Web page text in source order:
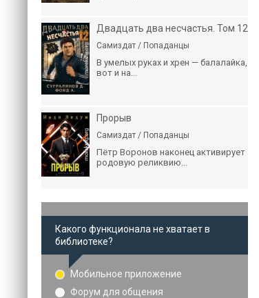
Двадцать два несчастья. Том 12
Самиздат / Попаданцы
В умелых руках и хрен — балалайка,
вот и на...
Прорыв
Самиздат / Попаданцы
Пётр Воронов наконец активирует
родовую реликвию...
Какого функционала не хватает в
библиотеке?
Мобильное приложение
Форум для общения